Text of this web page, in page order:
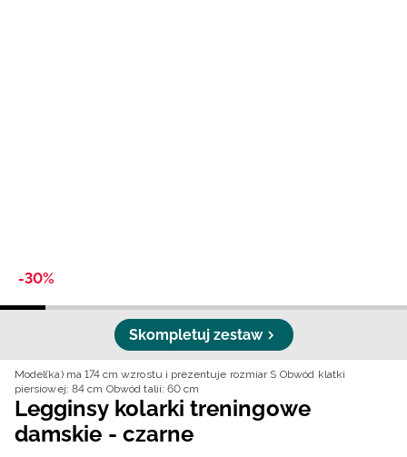
-30%
Skompletuj zestaw
Model(ka) ma 174 cm wzrostu i prezentuje rozmiar S Obwód klatki
piersiowej: 84 cm Obwód talii: 60 cm
Legginsy kolarki treningowe
damskie - czarne